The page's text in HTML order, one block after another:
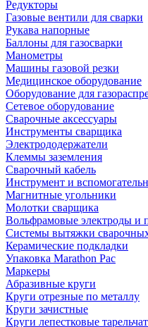
Редукторы
Газовые вентили для сварки
Рукава напорные
Баллоны для газосварки
Манометры
Машины газовой резки
Медицинское оборудование
Оборудование для
Сетевое оборудование
Сварочные аксессуары
Инструменты сварщика
Электрододержатели
Клеммы заземления
Сварочный кабель
Инструмент и
Магнитные угольники
Молотки сварщика
Вольфрамовые электроды и
Системы вытяжки
Керамические подкладки
Упаковка Marathon Pac
Маркеры
Абразивные круги
Круги отрезные по металлу
Круги зачистные
Круги лепестковые